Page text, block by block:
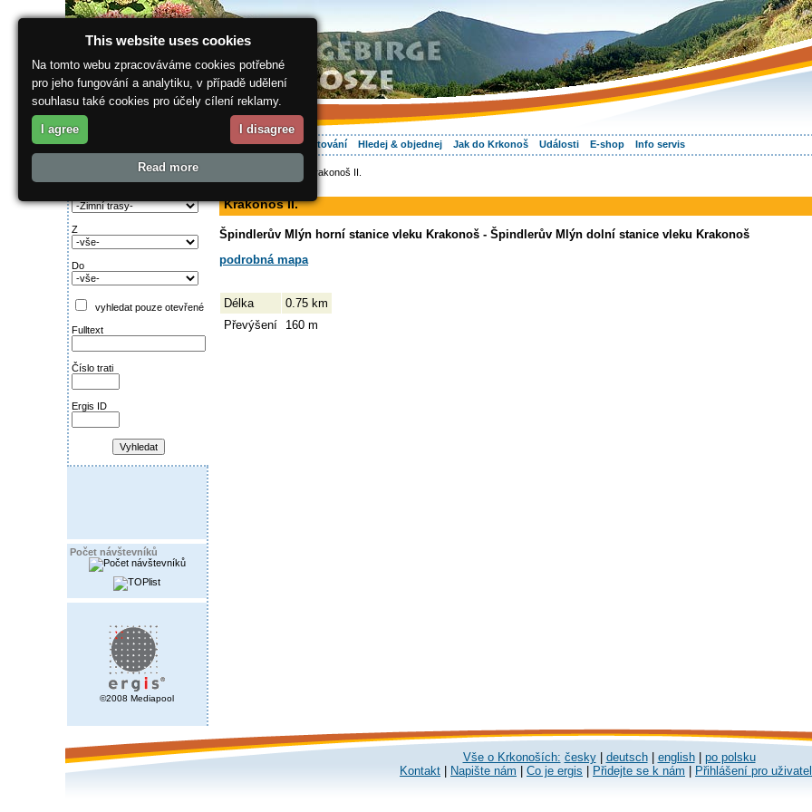
O regionu Vaše dovolená Ubytování Hledej & objednej Jak do Krkonoš Události E-shop Info servis
Najděte si:
Z
Do
vyhledat pouze otevřené
Fulltext
Číslo trati
Ergis ID
Počet návštevníků
©2008 Mediapool
> Krakonoš II.
Krakonoš II.
Špindlerův Mlýn horní stanice vleku Krakonoš - Špindlerův Mlýn dolní stanice vleku Krakonoš
podrobná mapa
Délka
0.75 km
Převýšení
160 m
Vše o Krkonoších: česky| deutsch| english| po polsku
Kontakt
Napište nám Co je ergis Přidejte se k nám Přihlášení pro
This website uses cookies
Na tomto webu zpracováváme cookies potřebné
pro jeho fungování a analytiku, v případě udělení
souhlasu také cookies pro účely cílení reklamy.
I agree I disagree
Read more